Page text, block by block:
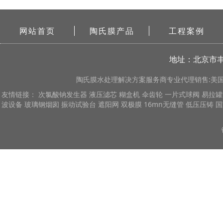
网站首页 陶氏膜产品 工程案例
地址：北京市
陶氏膜水处理解决方案服务商专业代理销售:美
友情链接： 次氯酸钠发生器 液压滤芯 糊盒机 伞齿轮 一片式球阀 易拉
波设备 玻璃钢烟囱 振动试验台 遮阳网 双极膜 16mn无缝管 低压压铸